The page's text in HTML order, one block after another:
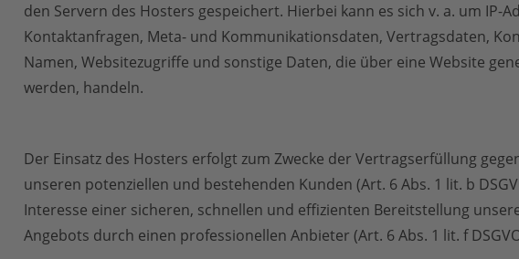
den Servern des Hosters gespeichert. Hierbei kann es sich v. a. um IP-
Kontaktanfragen, Meta- und Kommunikationsdaten, Vertragsdaten,
Namen, Websitezugriffe und sonstige Daten, die über eine Website
werden, handeln.
Der Einsatz des Hosters erfolgt zum Zwecke der Vertragserfüllung
unseren potenziellen und bestehenden Kunden (Art. 6 Abs. 1 lit. b
Interesse einer sicheren, schnellen und effizienten Bereitstellung
Angebots durch einen professionellen Anbieter (Art. 6 Abs. 1 lit. f